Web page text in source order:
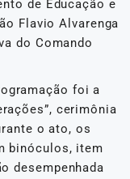
de Educação e
Flavio Alvarenga
do Comando
foi a
cerimônia
o ato, os
binóculos, item
desempenhada